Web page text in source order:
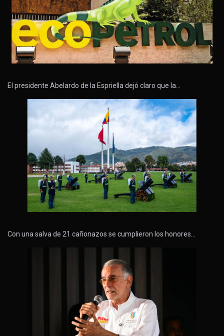
El presidente Abelardo de la Espriella dejó claro que la…
Con una salva de 21 cañonazos se cumplieron los honores…